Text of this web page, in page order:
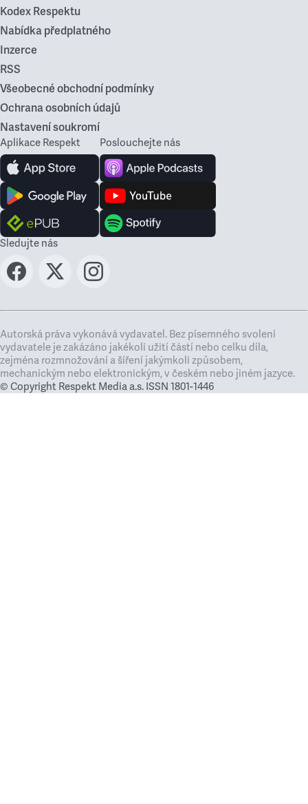
Kodex Respektu
Nabídka předplatného
Inzerce
RSS
Všeobecné obchodní podmínky
Ochrana osobních údajů
Nastavení soukromí
Aplikace Respekt Poslouchejte nás
Sledujte nás
Autorská práva vykonává vydavatel. Bez písemného svolení
vydavatele je zakázáno jakékoli užití částí nebo celku díla,
zejména rozmnožování a šíření jakýmkoli způsobem,
mechanickým nebo elektronickým, v českém nebo jiném jazyce.
© Copyright Respekt Media a.s. ISSN 1801-1446